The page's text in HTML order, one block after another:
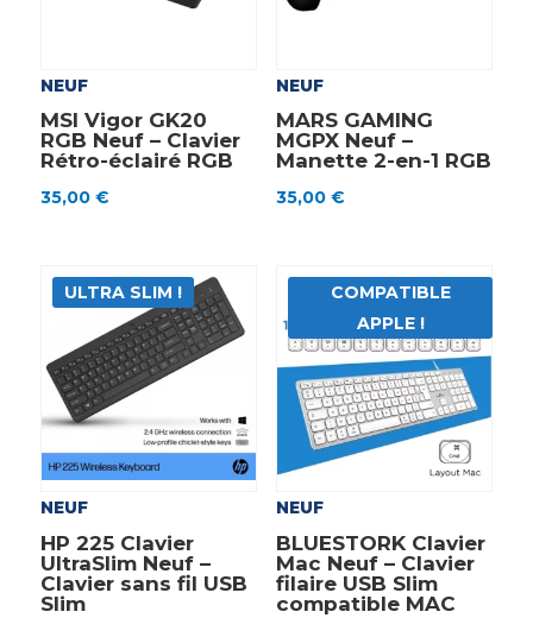
NEUF
MSI Vigor GK20
RGB Neuf – Clavier
Rétro-éclairé RGB
35,00 €
NEUF
MARS GAMING
MGPX Neuf –
Manette 2-en-1 RGB
35,00 €
ULTRA SLIM !
NEUF
HP 225 Clavier
UltraSlim Neuf –
Clavier sans fil USB
Slim
COMPATIBLE
APPLE !
NEUF
BLUESTORK Clavier
Mac Neuf – Clavier
filaire USB Slim
compatible MAC